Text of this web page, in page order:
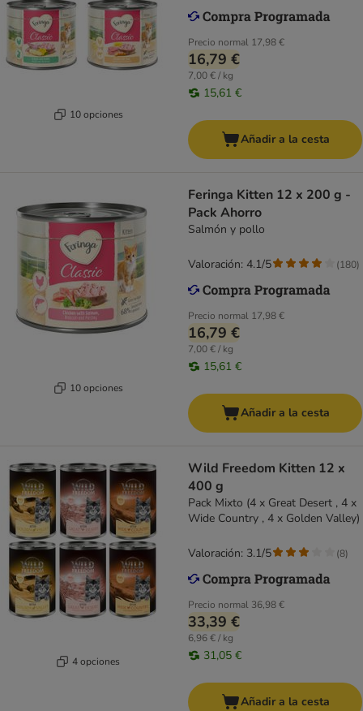
10 opciones
Precio normal 17,98 €
16,79 €
7,00 € / kg
15,61 €
Añadir a la cesta
10 opciones
Feringa Kitten 12 x 200 g -
Pack Ahorro
Salmón y pollo
Precio normal 17,98 €
16,79 €
7,00 € / kg
15,61 €
Valoración: 4.1/5 (180)
Añadir a la cesta
4 opciones
Wild Freedom Kitten 12 x
400 g
Pack Mixto (4 x Great Desert , 4 x
Wide Country , 4 x Golden Valley)
Precio normal 36,98 €
33,39 €
6,96 € / kg
31,05 €
Valoración: 3.1/5 (8)
Añadir a la cesta